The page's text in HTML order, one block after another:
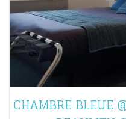
CHAMBRE BLEUE